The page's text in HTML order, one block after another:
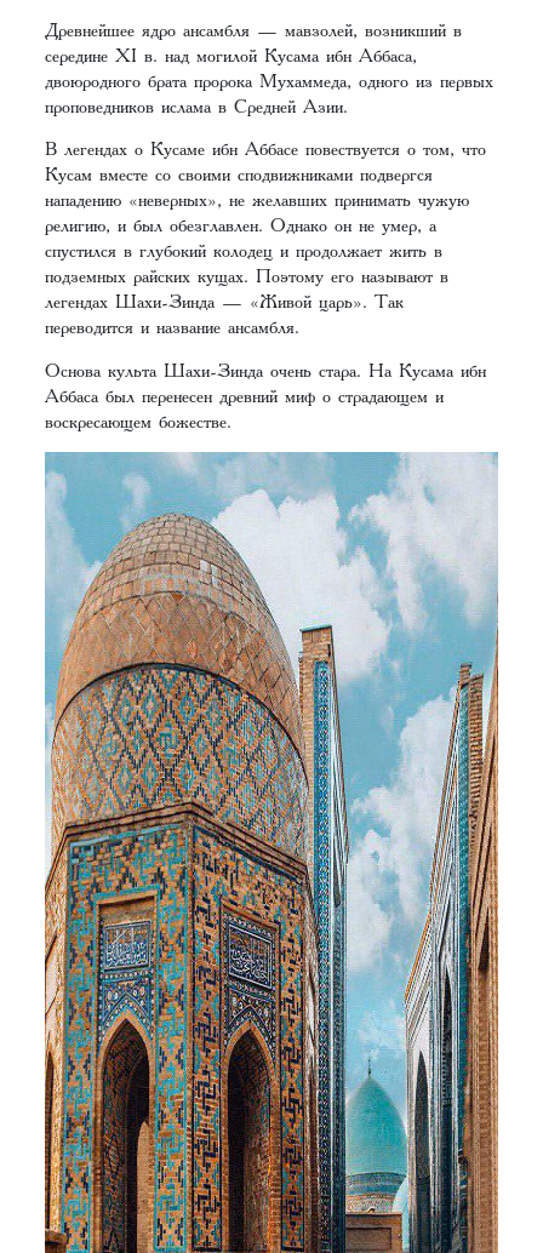
Древнейшее ядро ансамбля — мавзолей, возникший в
середине XI в. над могилой Кусама ибн Аббаса,
двоюродного брата пророка Мухаммеда, одного из первых
проповедников ислама в Средней Азии.
В легендах о Кусаме ибн Аббасе повествуется о том, что
Кусам вместе со своими сподвижниками подвергся
нападению «неверных», не желавших принимать чужую
религию, и был обезглавлен. Однако он не умер, а
спустился в глубокий колодец и продолжает жить в
подземных райских кущах. Поэтому его называют в
легендах Шахи-Зинда — «Живой царь». Так
переводится и название ансамбля.
Основа культа Шахи-Зинда очень стара. На Кусама ибн
Аббаса был перенесен древний миф о страдающем и
воскресающем божестве.